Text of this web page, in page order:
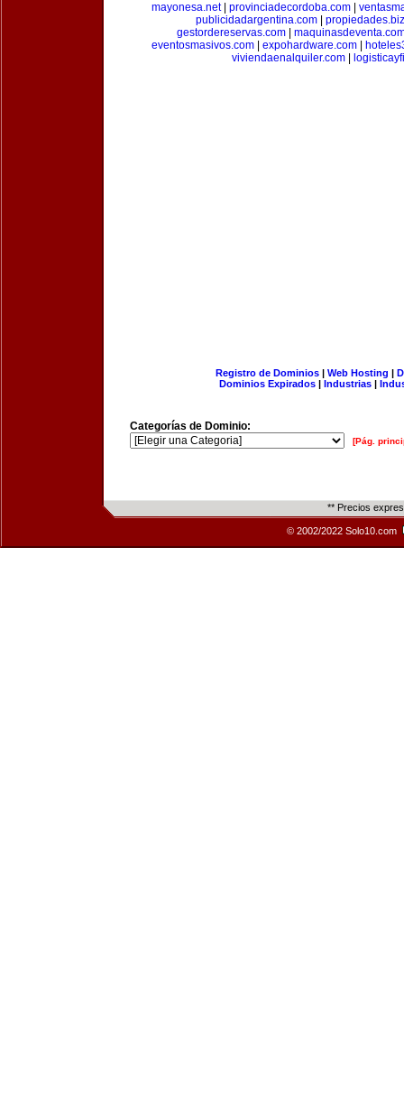
mayonesa.net| provinciadecordoba.com
publicidadargentina.com| propiedades.biz
gestordereservas.com|
eventosmasivos.com
expohardware.com
viviendaenalquiler.com
Registro de Dominios| Web Hosting |
Dominios Expirados | Industrias |
Categorías de Dominio:
[Pág.
** Precios
© 2002/2022 Solo10.com